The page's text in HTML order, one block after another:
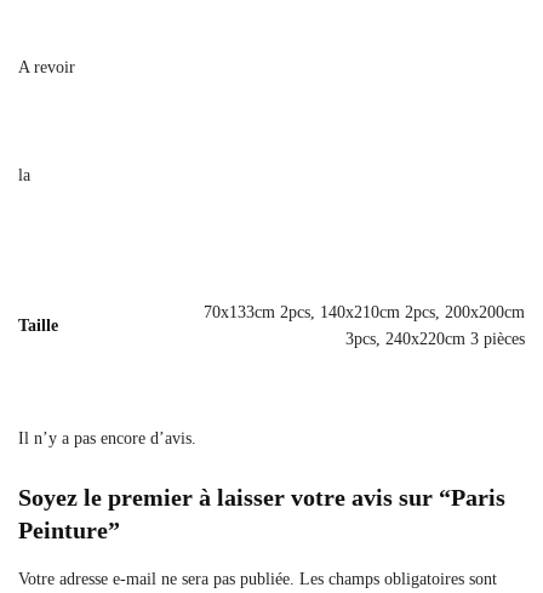
A revoir
la
Taille
70x133cm 2pcs, 140x210cm 2pcs, 200x200cm
3pcs, 240x220cm 3 pièces
Il n’y a pas encore d’avis.
Soyez le premier à laisser votre avis sur “Paris
Peinture”
Votre adresse e-mail ne sera pas publiée. Les champs obligatoires sont